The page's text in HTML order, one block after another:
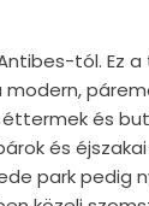
tól. Ez
modern,
és
és éjszakai
park pedig